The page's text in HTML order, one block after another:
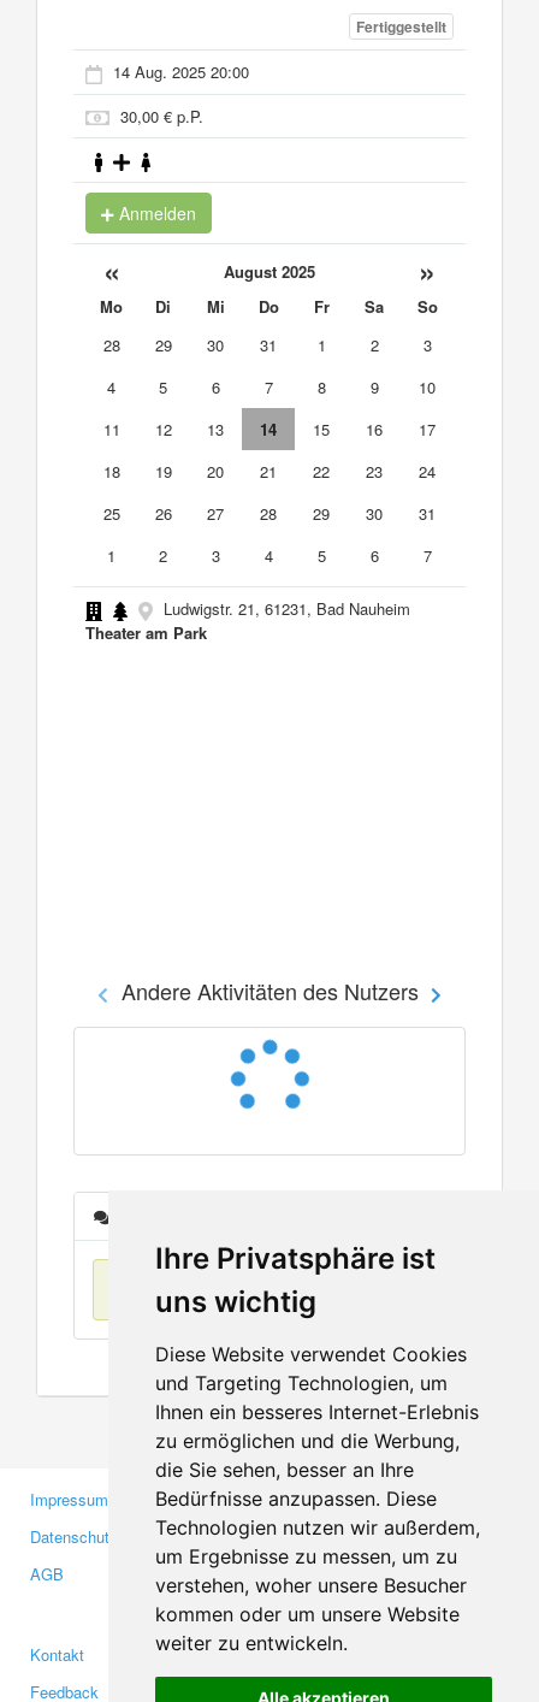
Ihre Privatsphäre ist
uns wichtig
Diese Website verwendet Cookies
und Targeting Technologien, um
Ihnen ein besseres Internet-Erlebnis
zu ermöglichen und die Werbung,
die Sie sehen, besser an Ihre
Bedürfnisse anzupassen. Diese
Technologien nutzen wir außerdem,
um Ergebnisse zu messen, um zu
verstehen, woher unsere Besucher
kommen oder um unsere Website
weiter zu entwickeln.
Alle akzeptieren
Fertiggestellt
14 Aug. 2025 20:00
30,00 € p.P.
Anmelden
« August 2025 »
Mo Di Mi Do Fr Sa
So
28
29 30 31 1 2
3
4
5 6 7 8 9
10
11
12 13 14 15 16
17
18
19 20 21 22 23
24
25
26 27 28 29 30
31
1
2 3 4 5 6 7
Ludwigstr. 21, 61231, Bad Nauheim
Theater am Park
Andere Aktivitäten des Nutzers
Keine Einträge
Impressum
Datenschutzerklärung
AGB
Gewerbetreibende
Investoren
Medien
Kontakt
Feedback
Facebook
Twitter